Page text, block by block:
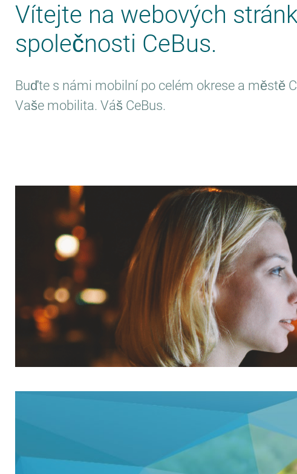
Moje mobilita.
Můj CeBus.
Vítejte na webových
společnosti CeBus.
Buďte s námi mobilní po celém okrese a městě
Vaše mobilita. Váš CeBus.
AUTOBUSOVÁ DOPRAVA
VEČERNÍCH HODINÁCH
Pozdní směna na linkách 600 a 800